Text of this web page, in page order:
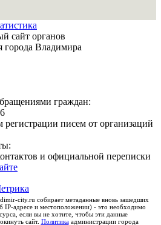
сайт органов
города Владимира
граждан:
писем от организаций
и официальной переписки
city.ru собирает метаданные вновь зашедших
IP-адресе и местоположении) - это необходимо
если вы не хотите, чтобы эти данные
сайт. Политикаадминистрации города